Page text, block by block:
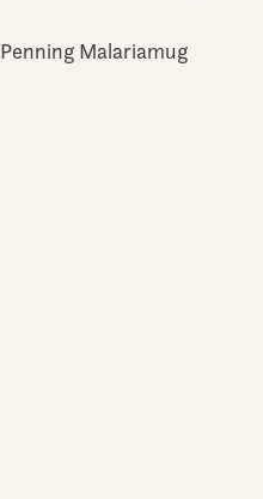
Penning Malariamug